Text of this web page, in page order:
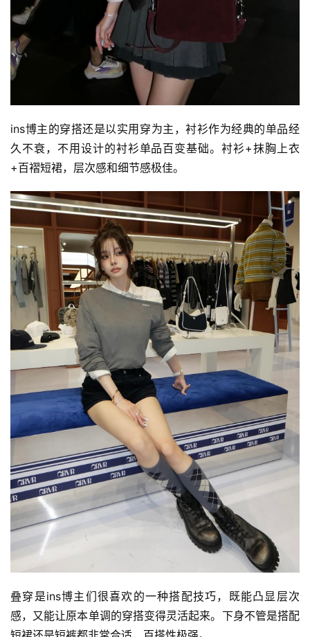
ins博主的穿搭还是以实用穿为主，衬衫作为经典的单品经
久不衰，不用设计的衬衫单品百变基础。衬衫+抹胸上衣
+百褶短裙，层次感和细节感极佳。
叠穿是ins博主们很喜欢的一种搭配技巧，既能凸显层次
感，又能让原本单调的穿搭变得灵活起来。下身不管是搭配